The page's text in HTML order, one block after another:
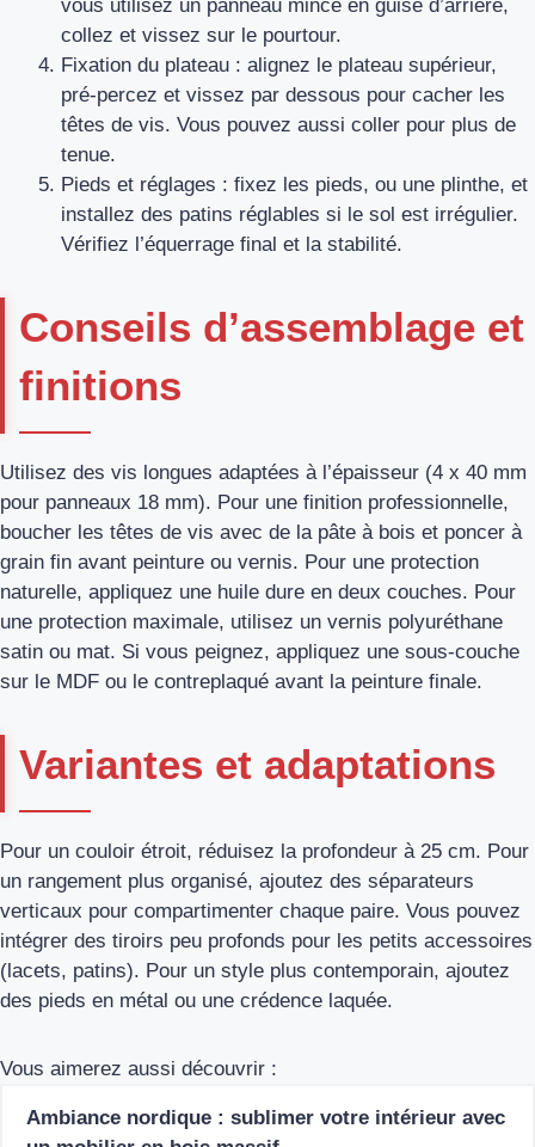
vous utilisez un panneau mince en guise d’arrière,
collez et vissez sur le pourtour.
Fixation du plateau : alignez le plateau supérieur,
pré-percez et vissez par dessous pour cacher les
têtes de vis. Vous pouvez aussi coller pour plus de
tenue.
Pieds et réglages : fixez les pieds, ou une plinthe, et
installez des patins réglables si le sol est irrégulier.
Vérifiez l’équerrage final et la stabilité.
Conseils d’assemblage et
finitions
Utilisez des vis longues adaptées à l’épaisseur (4 x 40 mm
pour panneaux 18 mm). Pour une finition professionnelle,
boucher les têtes de vis avec de la pâte à bois et poncer à
grain fin avant peinture ou vernis. Pour une protection
naturelle, appliquez une huile dure en deux couches. Pour
une protection maximale, utilisez un vernis polyuréthane
satin ou mat. Si vous peignez, appliquez une sous-couche
sur le MDF ou le contreplaqué avant la peinture finale.
Variantes et adaptations
Pour un couloir étroit, réduisez la profondeur à 25 cm. Pour
un rangement plus organisé, ajoutez des séparateurs
verticaux pour compartimenter chaque paire. Vous pouvez
intégrer des tiroirs peu profonds pour les petits accessoires
(lacets, patins). Pour un style plus contemporain, ajoutez
des pieds en métal ou une crédence laquée.
Vous aimerez aussi découvrir :
Ambiance nordique : sublimer votre intérieur avec